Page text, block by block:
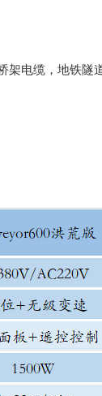
电缆，地铁隧